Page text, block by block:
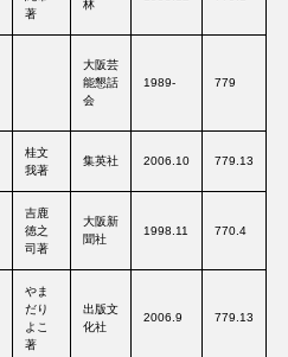
著
林
大阪芸
能懇話
会
1989- 779
桂文
我著
集英社 2006.10 779.13
吉鹿
徳之
司著
大阪新
聞社
1998.11 770.4
やま
だり
よこ
著
出版文
化社
2006.9 779.13